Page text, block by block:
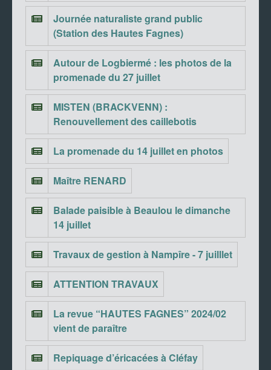
Journée naturaliste grand public
(Station des Hautes Fagnes)
Autour de Logbiermé : les photos de la
promenade du 27 juillet
MISTEN (BRACKVENN) :
Renouvellement des caillebotis
La promenade du 14 juillet en photos
Maître RENARD
Balade paisible à Beaulou le dimanche
14 juillet
Travaux de gestion à Nampîre - 7 juilllet
ATTENTION TRAVAUX
La revue “HAUTES FAGNES” 2024/02
vient de paraître
Repiquage d’éricacées à Cléfay